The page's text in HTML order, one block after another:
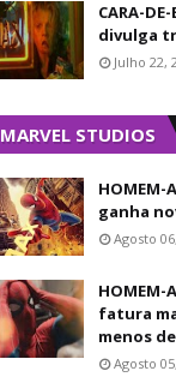
CARA-
divulga
Julho 22,
MARVEL STUDIOS
HOMEM-
ganha
Agosto
HOMEM-
fatura
menos
Agosto